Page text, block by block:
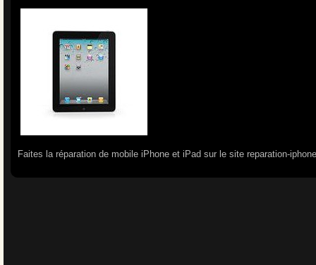
Faites la réparation de mobile iPhone et iPad sur le site reparation-